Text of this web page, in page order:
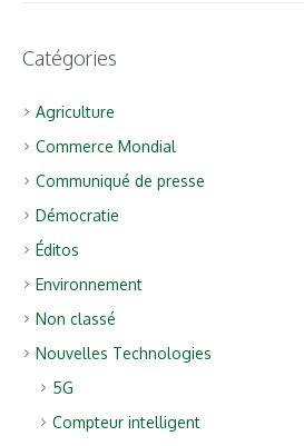
Catégories
Agriculture
Commerce Mondial
Communiqué de presse
Démocratie
Éditos
Environnement
Non classé
Nouvelles Technologies
5G
Compteur intelligent